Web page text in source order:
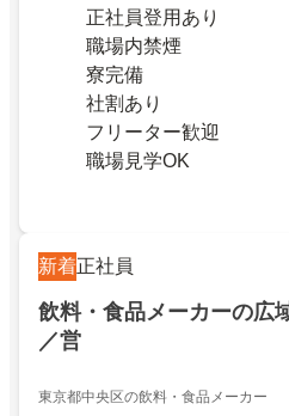
正社員登用あり
職場内禁煙
寮完備
社割あり
フリーター歓迎
職場見学OK
新着正社員
飲料・食品メーカーの広
／営
東京都中央区の飲料・食品メーカー